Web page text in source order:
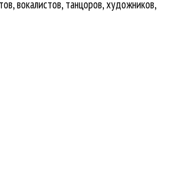
вокалистов, танцоров, художников,